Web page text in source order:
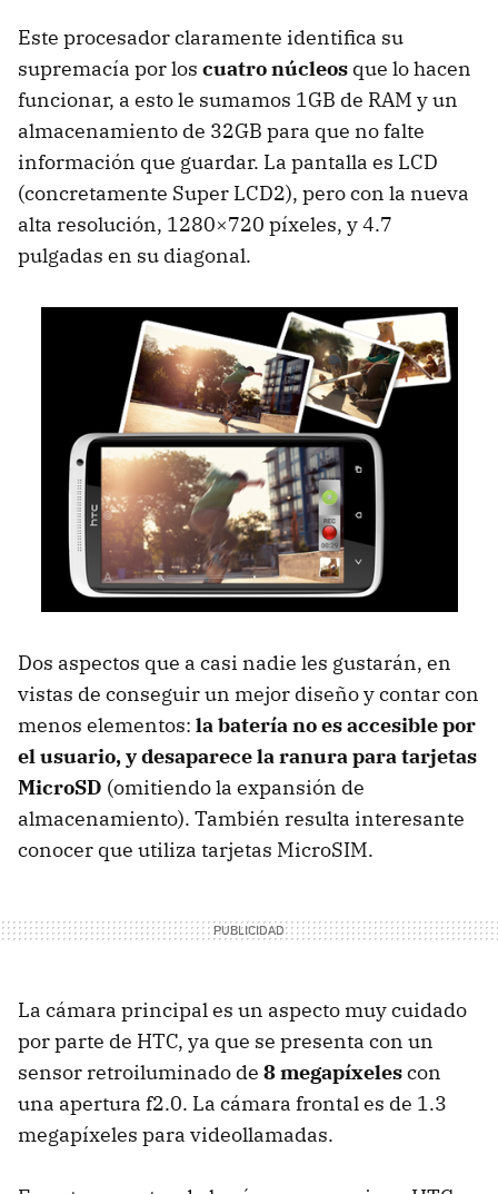
Este procesador claramente identifica su
supremacía por los cuatro núcleos que lo hacen
funcionar, a esto le sumamos 1GB de RAM y un
almacenamiento de 32GB para que no falte
información que guardar. La pantalla es LCD
(concretamente Super LCD2), pero con la nueva
alta resolución, 1280×720 píxeles, y 4.7
pulgadas en su diagonal.
Dos aspectos que a casi nadie les gustarán, en
vistas de conseguir un mejor diseño y contar con
menos elementos: la batería no es accesible por
el usuario,y desaparece la ranura para tarjetas
MicroSD (omitiendo la expansión de
almacenamiento). También resulta interesante
conocer que utiliza tarjetas MicroSIM.
La cámara principal es un aspecto muy cuidado
por parte de HTC, ya que se presenta con un
sensor retroiluminado de 8 megapíxelescon
una apertura f2.0. La cámara frontal es de 1.3
megapíxeles para videollamadas.